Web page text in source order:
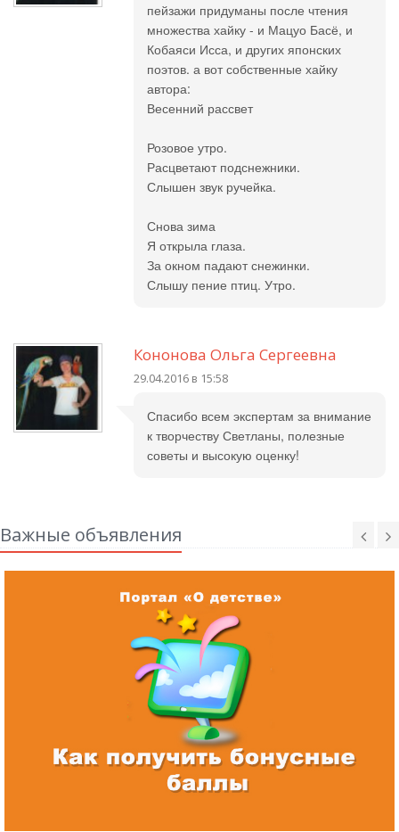
пейзажи придуманы после чтения
множества хайку - и Мацуо Басё, и
Кобаяси Исса, и других японских
поэтов. а вот собственные хайку
автора:
Весенний рассвет
Розовое утро.
Расцветают подснежники.
Слышен звук ручейка.
Снова зима
Я открыла глаза.
За окном падают снежинки.
Слышу пение птиц. Утро.
Кононова Ольга Сергеевна
29.04.2016 в 15:58
Спасибо всем экспертам за внимание
к творчеству Светланы, полезные
советы и высокую оценку!
Важные объявления